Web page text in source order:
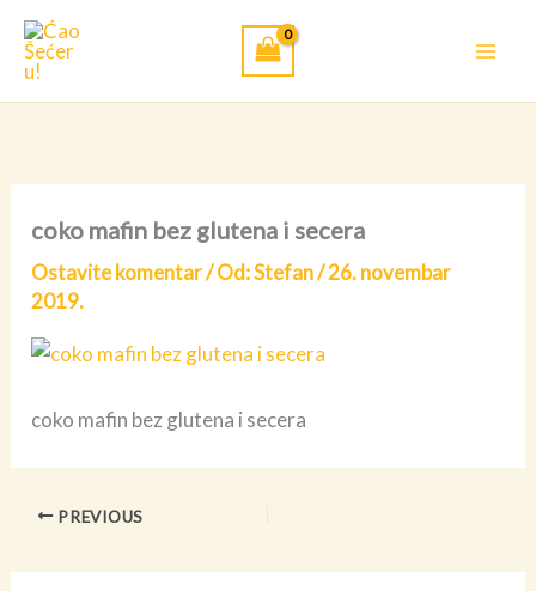
Pređi
sadržaj
coko mafin bez glutena i secera
Ostavite komentar/ Od:Stefan/26. novembar
2019.
coko mafin bez glutena i secera
PREVIOUS